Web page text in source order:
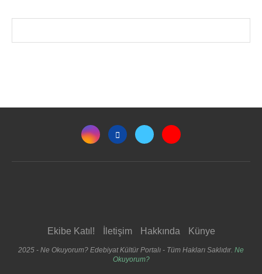
Ekibe Katıl! İletişim Hakkında Künye
2025 - Ne Okuyorum? Edebiyat Kültür Portalı - Tüm Hakları Saklıdır. Ne
Okuyorum?